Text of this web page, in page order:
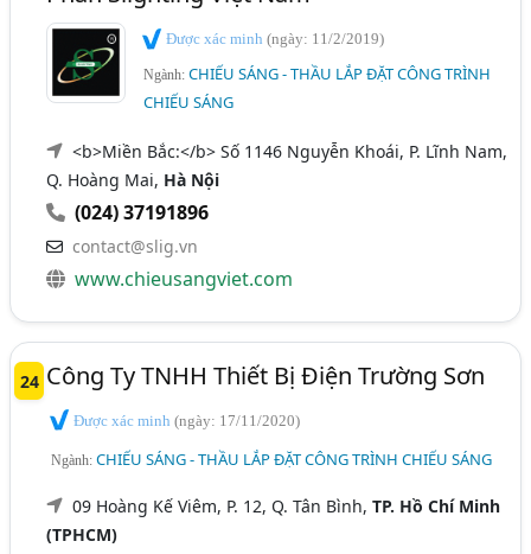
Được xác minh(ngày: 11/2/2019)
Ngành:CHIẾU SÁNG - THẦU LẮP ĐẶT CÔNG TRÌNH
CHIẾU SÁNG
<b>Miền Bắc:</b> Số 1146 Nguyễn Khoái, P. Lĩnh Nam,
Q. Hoàng Mai, Hà Nội
(024) 37191896
contact@slig.vn
www.chieusangviet.com
24 Công Ty TNHH Thiết Bị Điện Trường Sơn
Được xác minh(ngày: 17/11/2020)
Ngành:CHIẾU SÁNG - THẦU LẮP ĐẶT CÔNG TRÌNH CHIẾU SÁNG
09 Hoàng Kế Viêm, P. 12, Q. Tân Bình,TP. Hồ Chí Minh
(TPHCM)